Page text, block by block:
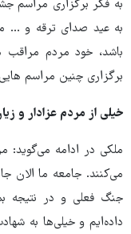
به عید صدای ترقه و ...
باشد، خود مردم مراقب
برگزاری چنین مراسم
خیلی از مردم عزادار و
ملکی در ادامه می‌گوید:
می‌کنند. جامعه ما الان
جنگ فعلی و در نتیجه
داده‌ایم و خیلی‌ها به